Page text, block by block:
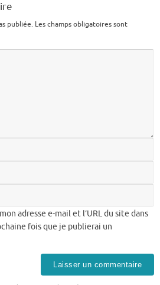
publiée. Les champs obligatoires sont
adresse e-mail et l’URL du site dans
fois que je publierai un